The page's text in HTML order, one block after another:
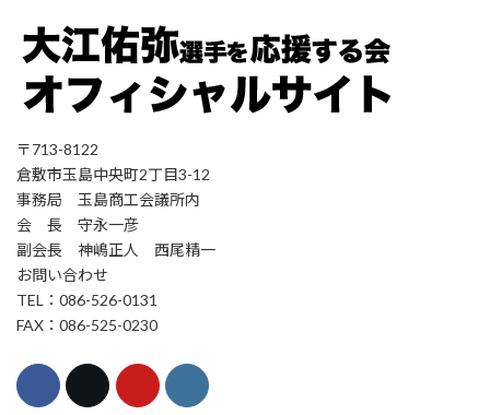
〒713-8122
倉敷市玉島中央町2丁目3-12
事務局 玉島商工会議所内
会 長 守永一彦
副会長 神嶋正人 西尾精一
お問い合わせ
TEL：086-526-0131
FAX：086-525-0230